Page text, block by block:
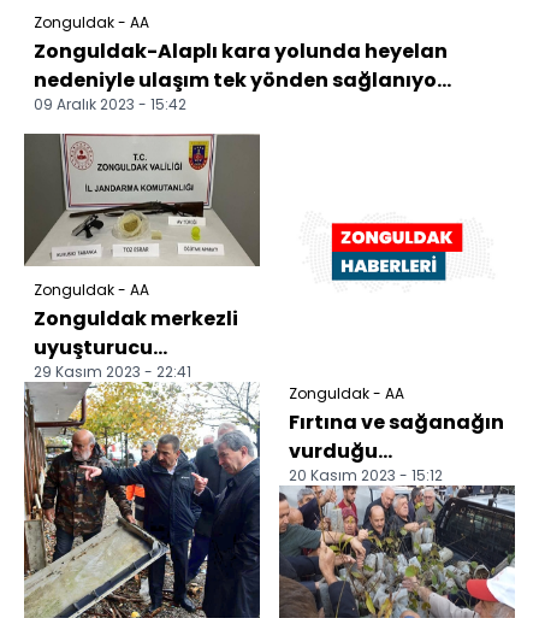
Zonguldak - AA
Zonguldak-Alaplı kara yolunda heyelan
nedeniyle ulaşım tek yönden sağlanıyo...
09 Aralık 2023 - 15:42
Zonguldak - AA
Zonguldak merkezli
uyuşturucu
operasyonunda 4
kişi tutuklandı
29 Kasım 2023 - 22:41
Zonguldak - AA
Fırtına ve sağanağın
vurduğu
Zonguldak'ta birçok
yapıda hasar oluştu
20 Kasım 2023 - 15:12